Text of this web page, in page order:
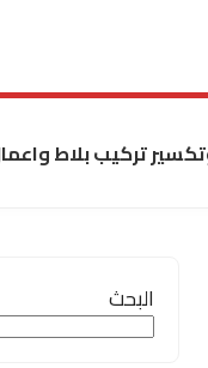
تركيب بلاط
البحث